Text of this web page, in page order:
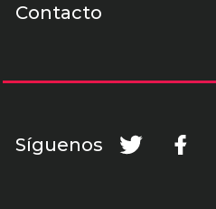
Contacto
Síguenos